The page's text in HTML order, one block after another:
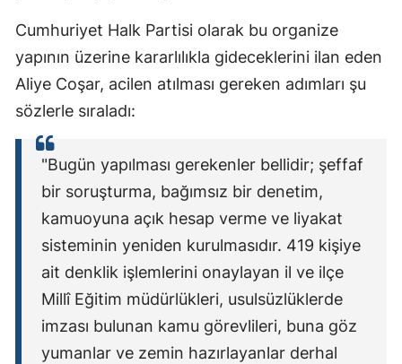
Cumhuriyet Halk Partisi olarak bu organize
yapının üzerine kararlılıkla gideceklerini ilan eden
Aliye Coşar, acilen atılması gereken adımları şu
sözlerle sıraladı:
"Bugün yapılması gerekenler bellidir; şeffaf
bir soruşturma, bağımsız bir denetim,
kamuoyuna açık hesap verme ve liyakat
sisteminin yeniden kurulmasıdır. 419 kişiye
ait denklik işlemlerini onaylayan il ve ilçe
Millî Eğitim müdürlükleri, usulsüzlüklerde
imzası bulunan kamu görevlileri, buna göz
yumanlar ve zemin hazırlayanlar derhal